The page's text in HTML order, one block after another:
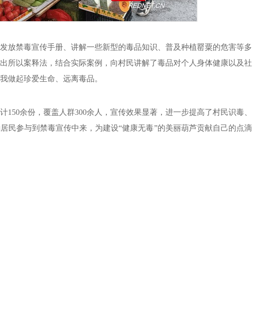
放禁毒宣传手册、讲解一些新型的毒品知识、普及种植罂粟的危害等多
所以案释法，结合实际案例，向村民讲解了毒品对个人身体健康以及社
做起珍爱生命、远离毒品。
150余份，覆盖人群300余人，宣传效果显著，进一步提高了村民识毒、
民参与到禁毒宣传中来，为建设“健康无毒”的美丽葫芦贡献自己的点滴